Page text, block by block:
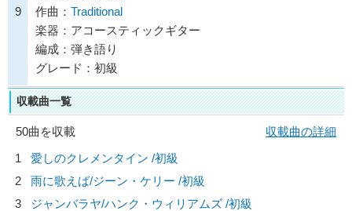
9
作曲： Traditional
楽器：アコースティックギター
編成：弾き語り
グレード：初級
収載曲一覧
50曲を収載
収載曲の詳細
1
愛しのクレメンタイン /初級
2
雨に歌えば/ジーン・ケリー /初級
3
ジャンバラヤ/ハンク・ウィリアムズ /初級